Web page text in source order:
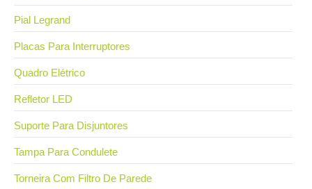
Pial Legrand
Placas Para Interruptores
Quadro Elétrico
Refletor LED
Suporte Para Disjuntores
Tampa Para Condulete
Torneira Com Filtro De Parede